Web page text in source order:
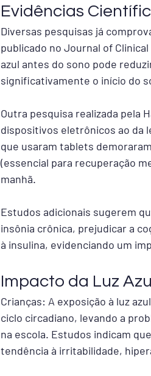
Evidências
Diversas pesquisas já
publicado no Journal of
azul antes do sono pode
significativamente o início do
Outra pesquisa realizada pela
dispositivos eletrônicos ao da
que usaram tablets
(essencial para recuperação
manhã.
Estudos adicionais sugerem
insônia crônica, prejudicar a
à insulina, evidenciando um
Impacto da Luz
Crianças: A exposição à luz
ciclo circadiano, levando a
na escola. Estudos indicam
tendência à irritabilidade,